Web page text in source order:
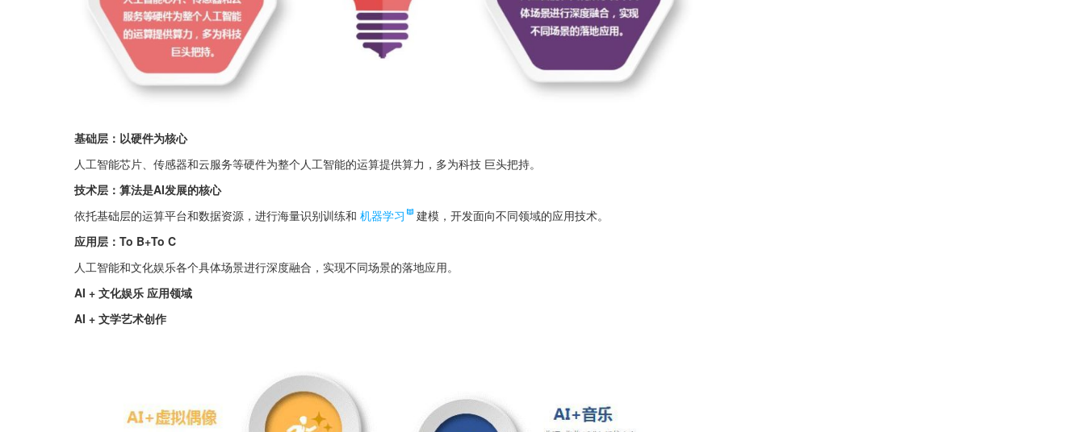
基础层：以硬件为核心
人工智能芯片、传感器和云服务等硬件为整个人工智能的运算提供算力，多为科技 巨头把持。
技术层：算法是AI发展的核心
依托基础层的运算平台和数据资源，进行海量识别训练和 机器学习
建模，开发面向不同领域的应用技术。
应用层：To B+To C
人工智能和文化娱乐各个具体场景进行深度融合，实现不同场景的落地应用。
AI + 文化娱乐 应用领域
AI + 文学艺术创作